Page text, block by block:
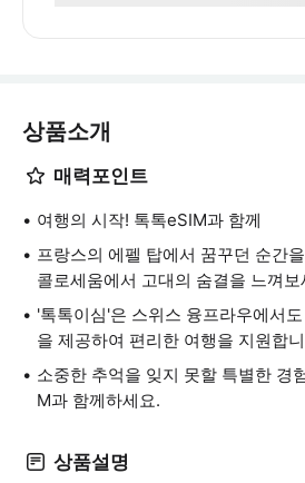
상품소개
매력포인트
여행의 시작! 톡톡eSIM과 함께
프랑스의 에펠 탑에서 꿈꾸던 순간
콜로세움에서 고대의 숨결을 느껴보
'톡톡이심'은 스위스 융프라우에서
을 제공하여 편리한 여행을 지원합
소중한 추억을 잊지 못할 특별한 경
M과 함께하세요.
상품설명